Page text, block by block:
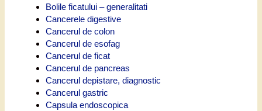
Bolile ficatului – generalitati
Cancerele digestive
Cancerul de colon
Cancerul de esofag
Cancerul de ficat
Cancerul de pancreas
Cancerul depistare, diagnostic
Cancerul gastric
Capsula endoscopica